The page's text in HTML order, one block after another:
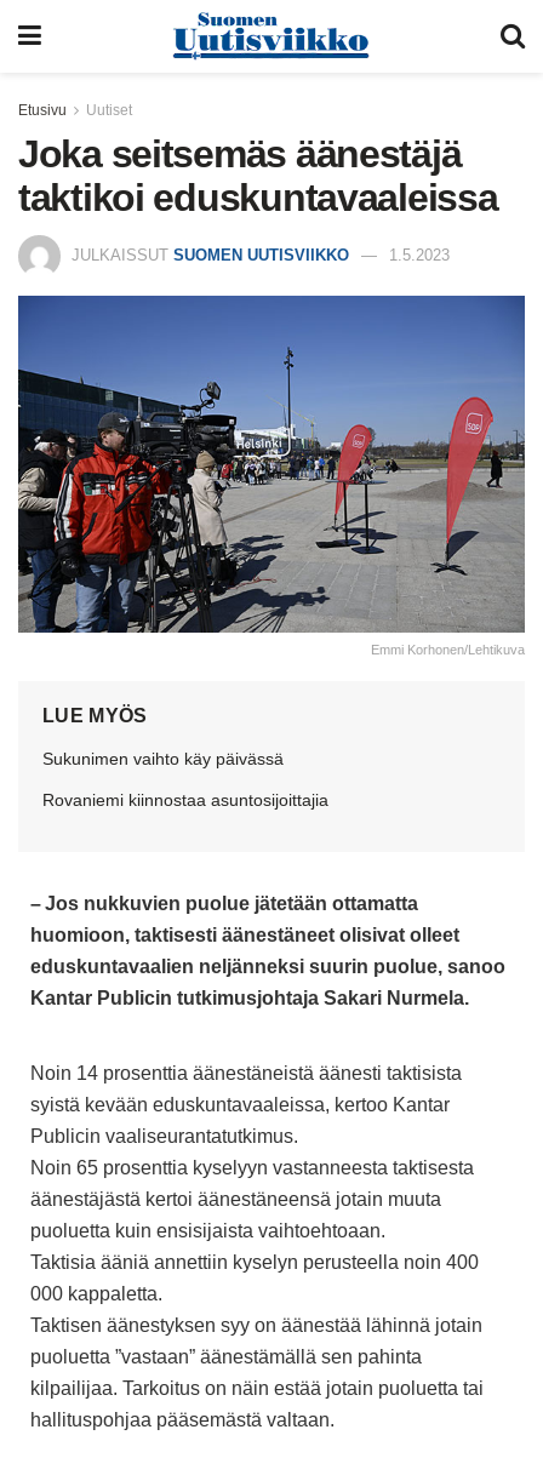
Etusivu Uutiset
Joka seitsemäs äänestäjä
taktikoi eduskuntavaaleissa
JULKAISSUT SUOMEN UUTISVIIKKO 1.5.2023
Emmi Korhonen/Lehtikuva
LUE MYÖS
Sukunimen vaihto käy päivässä
Rovaniemi kiinnostaa asuntosijoittajia
– Jos nukkuvien puolue jätetään ottamatta
huomioon, taktisesti äänestäneet olisivat olleet
eduskuntavaalien neljänneksi suurin puolue, sanoo
Kantar Publicin tutkimusjohtaja Sakari Nurmela.
Noin 14 prosenttia äänestäneistä äänesti taktisista
syistä kevään eduskuntavaaleissa, kertoo Kantar
Pub licin vaaliseurantatutkimus.
Noin 65 prosenttia kyselyyn vastanneesta taktisesta
äänestäjästä kertoi äänestäneensä jotain muuta
puoluetta kuin ensisijaista vaihtoehtoaan.
Taktisia ääniä annettiin kyselyn perusteella noin 400
000 kappaletta.
Taktisen äänestyksen syy on äänestää lähinnä jotain
puoluetta ”vastaan” äänestämällä sen pahinta
kilpailijaa. Tarkoitus on näin estää jotain puoluetta tai
hallituspohjaa pääsemästä valtaan.